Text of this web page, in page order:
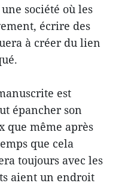
société où les
écrire des
à créer du lien
est
épancher son
que même après
que cela
toujours avec les
aient un endroit